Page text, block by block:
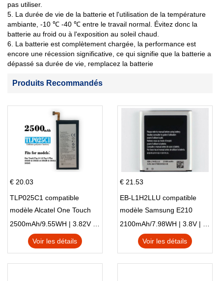
pas utiliser.
5. La durée de vie de la batterie et l'utilisation de la température
ambiante, -10 ℃ -40 ℃ entre le travail normal. Évitez donc la
batterie au froid ou à l'exposition au soleil chaud.
6. La batterie est complètement chargée, la performance est
encore une récession significative, ce qui signifie que la batterie a
dépassé sa durée de vie, remplacez la batterie
Produits Recommandés
€ 20.03
TLP025C1 compatible
modèle Alcatel One Touch
Pop 4 Plus OT-5056D
2500mAh/9.55WH | 3.82V | Li-ion ...
Voir les détails
€ 21.53
EB-L1H2LLU compatible
modèle Samsung E210
E210K i939
2100mAh/7.98WH | 3.8V | Li-ion ...
Voir les détails